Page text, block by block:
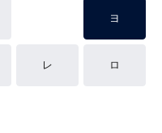
ヨ
レ ロ